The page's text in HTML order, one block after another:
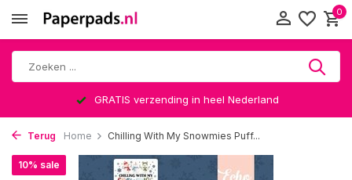
0
GRATIS verzending in heel Nederland
Terug Home Chilling With My Snowmies Puff...
10% sale